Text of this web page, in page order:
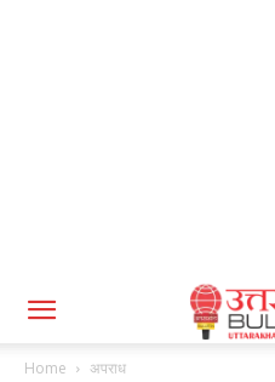
Home अपराध